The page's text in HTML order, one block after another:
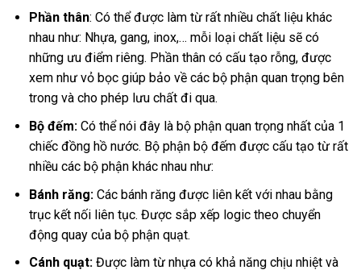
Phần thân: Có thể được làm từ rất nhiều chất liệu khác
nhau như: Nhựa, gang, inox,… mỗi loại chất liệu sẽ có
những ưu điểm riêng. Phần thân có cấu tạo rỗng, được
xem như vỏ bọc giúp bảo về các bộ phận quan trọng bên
trong và cho phép lưu chất đi qua.
Bộ đếm:Có thể nói đây là bộ phận quan trọng nhất của 1
chiếc đồng hồ nước. Bộ phận bộ đếm được cấu tạo từ rất
nhiều các bộ phận khác nhau như:
Bánh răng:Các bánh răng được liên kết với nhau bằng
trục kết nối liên tục. Được sắp xếp logic theo chuyển
động quay của bộ phận quạt.
Cánh quạt:Được làm từ nhựa có khả năng chịu nhiệt và